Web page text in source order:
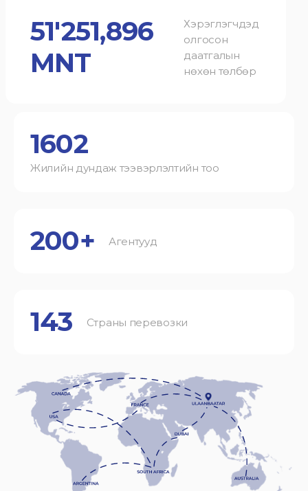
51'251,896
MNT
Хэрэглэгчдэд
олгосон
даатгалын
нөхөн төлбөр
1602
Жилийн дундаж тээвэрлэлтийн тоо
200+ Агентууд
143 Страны перевозки